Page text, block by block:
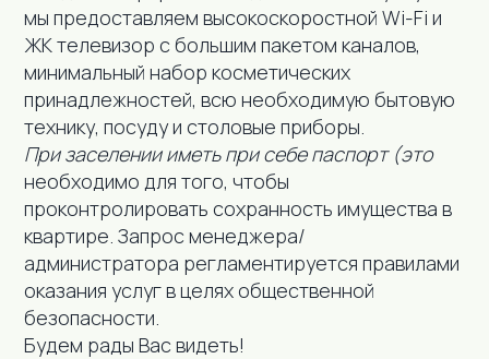
мы предоставляем высокоскоростной Wi-Fi и
ЖК телевизор с большим пакетом каналов,
минимальный набор косметических
принадлежностей, всю необходимую бытовую
технику, посуду и столовые приборы.
При заселении иметь при себе паспорт (это
необходимо для того, чтобы
проконтролировать сохранность имущества в
квартире. Запрос менеджера/
администратора регламентируется правилами
оказания услуг в целях общественной
безопасности.
Будем рады Вас видеть!